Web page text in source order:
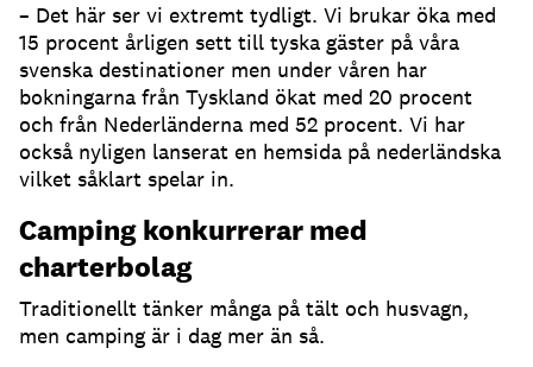
– Det här ser vi extremt tydligt. Vi brukar öka med
15 procent årligen sett till tyska gäster på våra
svenska destinationer men under våren har
bokningarna från Tyskland ökat med 20 procent
och från Nederländerna med 52 procent. Vi har
också nyligen lanserat en hemsida på nederländska
vilket såklart spelar in.
Camping konkurrerar med
charterbolag
Traditionellt tänker många på tält och husvagn,
men camping är i dag mer än så.